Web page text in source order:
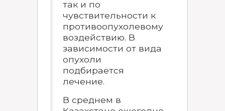
так и по
чувствительности к
противоопухолевому
воздействию. В
зависимости от вида
опухоли
подбирается
лечение.
В среднем в